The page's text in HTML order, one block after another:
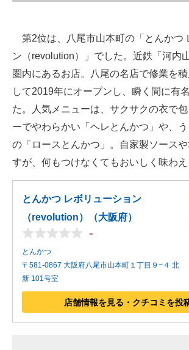
第2位は、八尾市山本町の「とんかつ
ン（revolution）」でした。近鉄「河内
圏内にあるお店。八尾の名店で修業を
して2019年にオープンし、瞬く間に有
た。人気メニューは、サクサクの衣で
ーでやわらかい「ヘレとんかつ」や、
の「ロースとんかつ」。自家製ソース
すが、何もつけなくてもおいしく味わえ
とんかつ レボリューション
（revolution）（大阪府）
-
とんかつ
〒581-0867 大阪府八尾市山本町１丁目９−４ 北
新 101号室
店舗情報を見る・クチコミを投